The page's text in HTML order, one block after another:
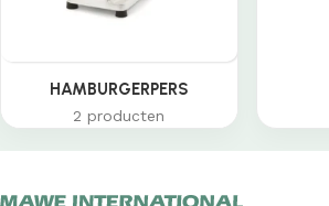
HAMBURGERPERS
2 producten